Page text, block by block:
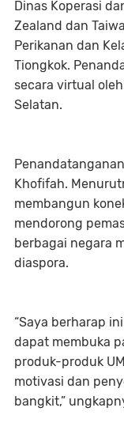
Dinas Koperasi
Zealand dan
Perikanan dan
Tiongkok.
secara virtual
Selatan.
Khofifah.
membangun
mendorong
berbagai negara
diaspora.
“Saya berharap
dapat membuka
produk-produk
motivasi dan
bangkit,”